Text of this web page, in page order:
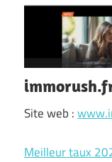
Site web :
Meilleur taux